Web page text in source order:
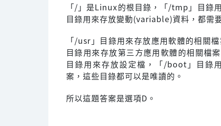
「/」是Linux的根目錄，「/tmp」目錄
目錄用來存放變動(variable)資料，都需
「/usr」目錄用來存放應用軟體的相關
目錄用來存放第三方應用軟體的相關檔
目錄用來存放設定檔，「/boot」目錄
案，這些目錄都可以是唯讀的。
所以這題答案是選項D。